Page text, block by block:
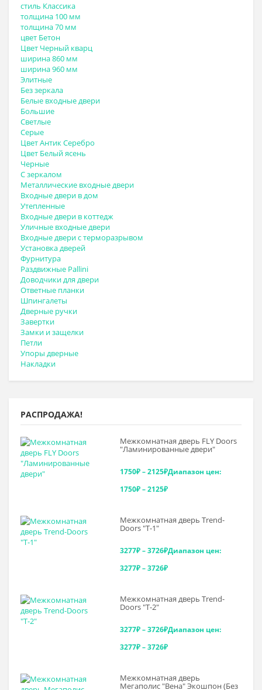
стиль Классика
толщина 100 мм
толщина 70 мм
цвет Бетон
Цвет Черный кварц
ширина 860 мм
ширина 960 мм
Элитные
Без зеркала
Белые входные двери
Большие
Светлые
Серые
Цвет Антик Серебро
Цвет Белый ясень
Черные
С зеркалом
Металлические входные двери
Входные двери в дом
Утепленные
Входные двери в коттедж
Уличные входные двери
Входные двери с терморазрывом
Установка дверей
Фурнитура
Раздвижные Pallini
Доводчики для двери
Ответные планки
Шпингалеты
Дверные ручки
Завертки
Замки и защелки
Петли
Упоры дверные
Накладки
РАСПРОДАЖА!
Межкомнатная дверь FLY Doors
"Ламинированные двери"
1750₽–2125₽Диапазон цен:
1750₽ – 2125₽
Межкомнатная дверь Trend-
Doоrs "Т-1"
3277₽–3726₽Диапазон цен:
3277₽ – 3726₽
Межкомнатная дверь Trend-
Doоrs "Т-2"
3277₽–3726₽Диапазон цен:
3277₽ – 3726₽
Межкомнатная дверь
Мегаполис "Вена" Экошпон (Без